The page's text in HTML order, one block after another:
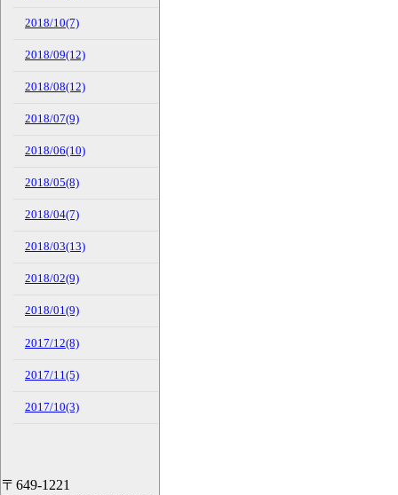
2018/10(7)
2018/09(12)
2018/08(12)
2018/07(9)
2018/06(10)
2018/05(8)
2018/04(7)
2018/03(13)
2018/02(9)
2018/01(9)
2017/12(8)
2017/11(5)
2017/10(3)
〒649-1221